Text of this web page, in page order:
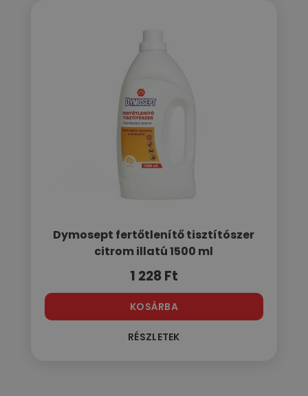
Dymosept fertőtlenítő tisztítószer
citrom illatú 1500 ml
1 228Ft
KOSÁRBA
RÉSZLETEK